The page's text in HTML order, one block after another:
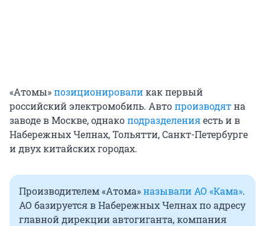
«Атомы»позиционироваликак первый
российский электромобиль. Автопроизводятна
заводе в Москве, однакоподразделенияесть и в
Набережных Челнах, Тольятти, Санкт-Петербурге
и двух китайских городах.
Производителем «Атома»называли АО «Кама».
АО базируется в Набережных Челнах по адресу
главной дирекции автогиганта, компания